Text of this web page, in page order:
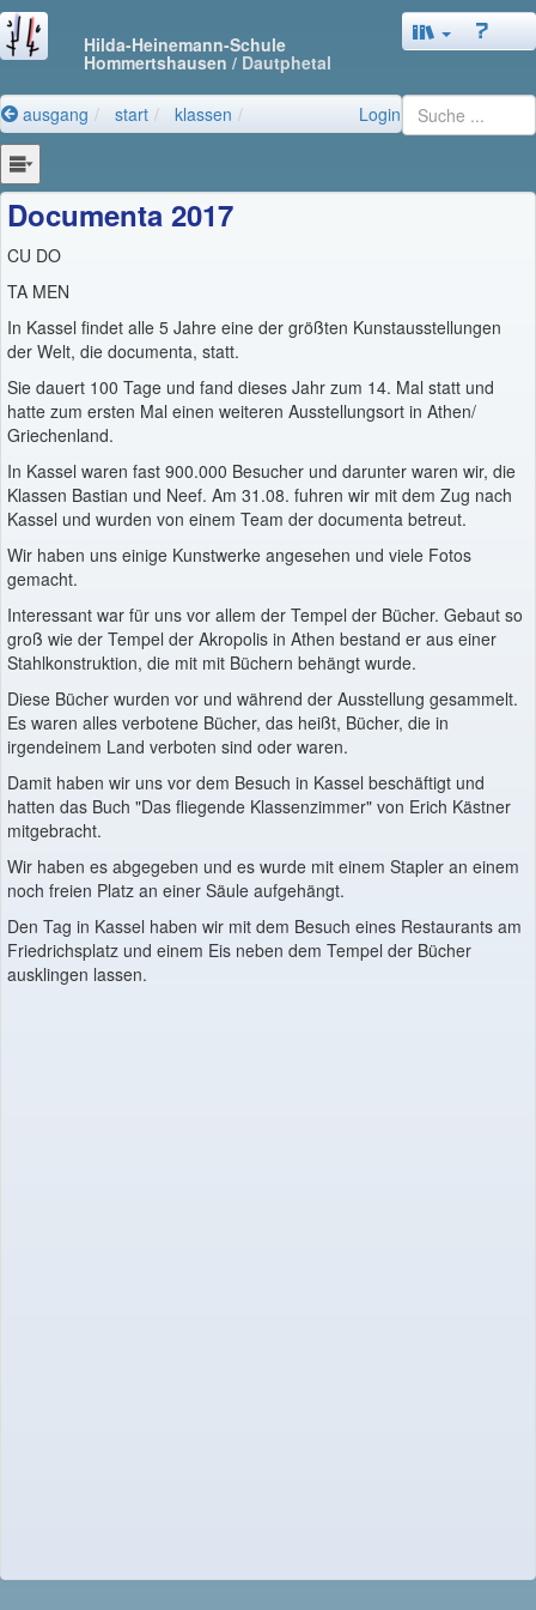
Hilda-Heinemann-Schule
Hommertshausen / Dautphetal
ausgang start klassen Login
Documenta 2017
CU DO
TA MEN
In Kassel findet alle 5 Jahre eine der größten Kunstausstellungen
der Welt, die documenta, statt.
Sie dauert 100 Tage und fand dieses Jahr zum 14. Mal statt und
hatte zum ersten Mal einen weiteren Ausstellungsort in Athen/
Griechenland.
In Kassel waren fast 900.000 Besucher und darunter waren wir, die
Klassen Bastian und Neef. Am 31.08. fuhren wir mit dem Zug nach
Kassel und wurden von einem Team der documenta betreut.
Wir haben uns einige Kunstwerke angesehen und viele Fotos
gemacht.
Interessant war für uns vor allem der Tempel der Bücher. Gebaut so
groß wie der Tempel der Akropolis in Athen bestand er aus einer
Stahlkonstruktion, die mit mit Büchern behängt wurde.
Diese Bücher wurden vor und während der Ausstellung gesammelt.
Es waren alles verbotene Bücher, das heißt, Bücher, die in
irgendeinem Land verboten sind oder waren.
Damit haben wir uns vor dem Besuch in Kassel beschäftigt und
hatten das Buch "Das fliegende Klassenzimmer" von Erich Kästner
mitgebracht.
Wir haben es abgegeben und es wurde mit einem Stapler an einem
noch freien Platz an einer Säule aufgehängt.
Den Tag in Kassel haben wir mit dem Besuch eines Restaurants am
Friedrichsplatz und einem Eis neben dem Tempel der Bücher
ausklingen lassen.